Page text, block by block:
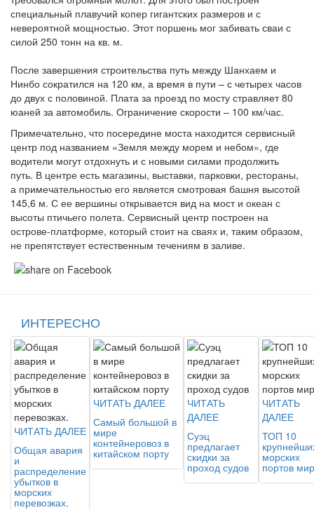
специальный плавучий копер гигантских размеров и с
невероятной мощностью. Этот поршень мог забивать сваи с
силой 250 тонн на кв. м.
После завершения строительства путь между Шанхаем и
Нинбо сократился на 120 км, а время в пути – с четырех часов
до двух с половиной. Плата за проезд по мосту стравляет 80
юаней за автомобиль. Ограничение скорости – 100 км/час.
Примечательно, что посередине моста находится сервисный
центр под названием «Земля между морем и небом», где
водители могут отдохнуть и с новыми силами продолжить
путь. В центре есть магазины, выставки, парковки, рестораны,
а примечательностью его является смотровая башня высотой
145,6 м. С ее вершины открывается вид на мост и океан с
высоты птичьего полета. Сервисный центр построен на
острове-платформе, который стоит на сваях и, таким образом,
не препятствует естественным течениям в заливе.
ИНТЕРЕСНО
ЧИТАТЬ ДАЛЕЕ
Общая авария
и
распределение
убытков в
морских
перевозках.
ЧИТАТЬ ДАЛЕЕ
Самый большой в
мире
контейнеровоз в
китайском порту
ЧИТАТЬ
ДАЛЕЕ
Суэц
предлагает
скидки за
проход судов
ЧИТАТЬ
ДАЛЕЕ
ТОП 10
морских
портов